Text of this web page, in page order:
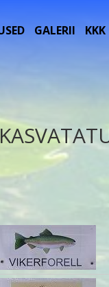
GALERII
KKK